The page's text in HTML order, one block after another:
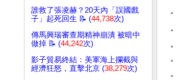
誰救了張凌赫？20天內「誤國戲
子」起死回生 📝 (44,738次)
傳馬興瑞審查期精神崩潰 被暗中
做掉 📝 (44,242次)
影子貿易終結：美軍海上攔截與
經濟狂怒，直擊北京 (38,279次)